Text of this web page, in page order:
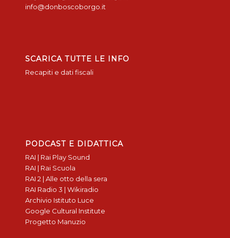
info@donboscoborgo.it
SCARICA TUTTE LE INFO
Recapiti e dati fiscali
PODCAST E DIDATTICA
RAI | Rai Play Sound
RAI | Rai Scuola
RAI 2 | Alle otto della sera
RAI Radio 3 | Wikiradio
Archivio Istituto Luce
Google Cultural Institute
Progetto Manuzio